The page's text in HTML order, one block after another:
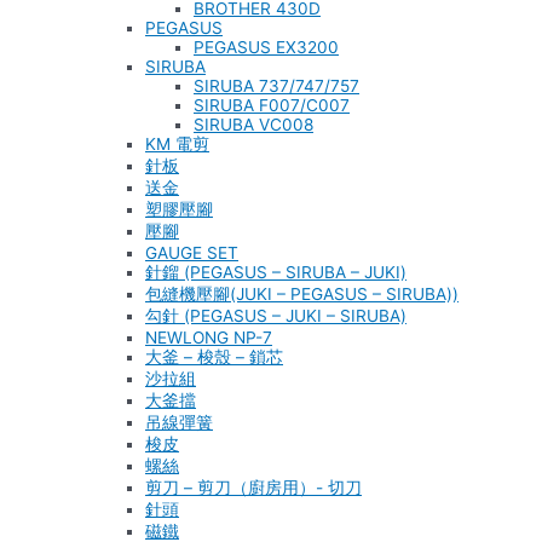
BROTHER 430D
PEGASUS
PEGASUS EX3200
SIRUBA
SIRUBA 737/747/757
SIRUBA F007/C007
SIRUBA VC008
KM 電剪
針板
送金
塑膠壓腳
壓腳
GAUGE SET
針鎦 (PEGASUS – SIRUBA – JUKI)
包縫機壓腳(JUKI – PEGASUS – SIRUBA))
勾針 (PEGASUS – JUKI – SIRUBA)
NEWLONG NP-7
大釜 – 梭殼 – 鎖芯
沙拉組
大釜擋
吊線彈簧
梭皮
螺絲
剪刀 – 剪刀（廚房用）- 切刀
針頭
磁鐵